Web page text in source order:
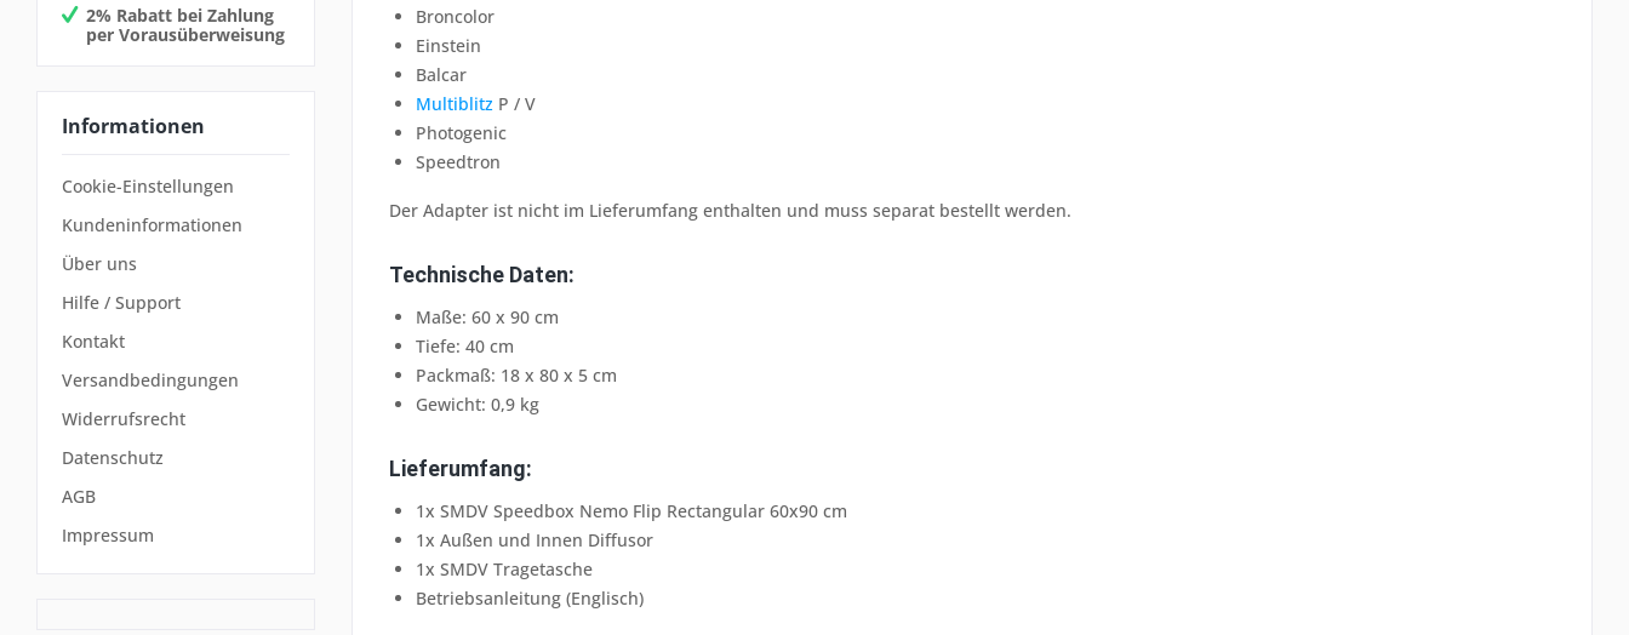
2% Rabatt bei Zahlung
per Vorausüberweisung
Informationen
Cookie-Einstellungen
Kundeninformationen
Über uns
Hilfe / Support
Kontakt
Versandbedingungen
Widerrufsrecht
Datenschutz
AGB
Impressum
Broncolor
Einstein
Balcar
Multiblitz P / V
Photogenic
Speedtron
Der Adapter ist nicht im Lieferumfang enthalten und muss separat bestellt werden.
Technische Daten:
Maße: 60 x 90 cm
Tiefe: 40 cm
Packmaß: 18 x 80 x 5 cm
Gewicht: 0,9 kg
Lieferumfang:
1x SMDV Speedbox Nemo Flip Rectangular 60x90 cm
1x Außen und Innen Diffusor
1x SMDV Tragetasche
Betriebsanleitung (Englisch)